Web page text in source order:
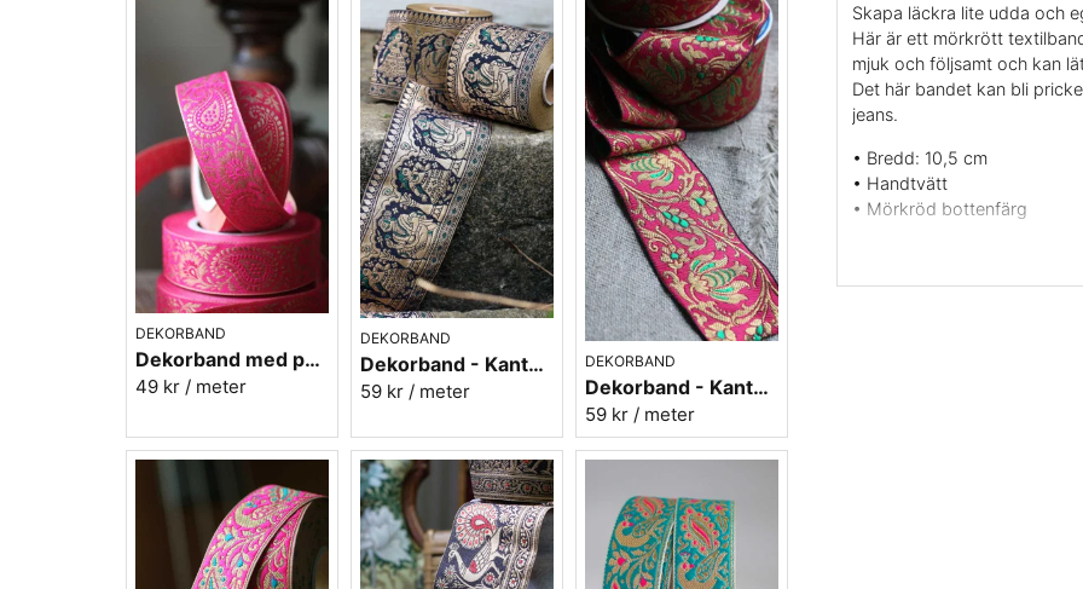
DEKORBAND
Dekorband med paisely - rosa
49 kr / meter
DEKORBAND
Dekorband - Kantband i textil Nr 40
59 kr / meter
DEKORBAND
Dekorband - Kantband i textil Nr 61
59 kr / meter
Skapa läckra lite udda och
Här är ett mörkrött
mjuk och följsamt och kan
Det här bandet kan bli
jeans.
• Bredd: 10,5 cm
• Handtvätt
• Mörkröd bottenfärg
• Metervara